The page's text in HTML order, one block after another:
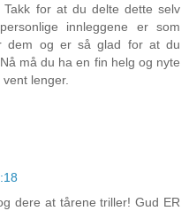
for at du delte dette selv
innleggene er som
dem og er så glad for at du
må du ha en fin helg og nyte
lenger.
dere at tårene triller! Gud ER